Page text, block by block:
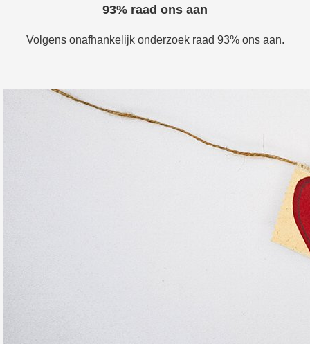
93% raad ons aan
Volgens onafhankelijk onderzoek raad 93% ons aan.